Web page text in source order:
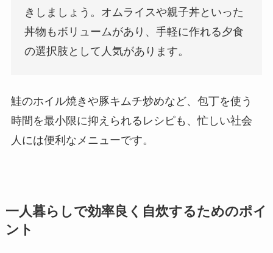
きしましょう。オムライスや親子丼といった
丼物もボリュームがあり、手軽に作れる夕食
の選択肢として人気があります。
鮭のホイル焼きや豚キムチ炒めなど、包丁を使う
時間を最小限に抑えられるレシピも、忙しい社会
人には便利なメニューです。
一人暮らしで効率良く自炊するためのポイ
ント